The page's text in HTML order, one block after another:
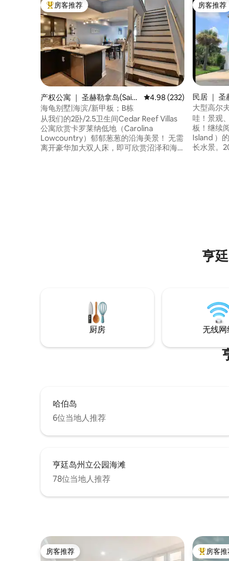
热门「房客推荐」
房客推荐
产权公寓 ｜ 圣赫勒拿岛(Saint
Helena Island)
平均评分 4.98 分（满分
4.98 (232)
海龟别墅|海滨/新甲板；B栋
从我们的2卧/2.5卫生间Cedar Reef Villas
公寓欣赏卡罗莱纳低地（Carolina
Lowcountry）郁郁葱葱的沿海美景！ 无需
离开豪华加大双人床，即可欣赏沼泽和海
房客推荐
房客推荐
民居 ｜ 圣
ena
大型高尔
障碍！
哇！景观
板！继续阅读。 这栋位于海
Island ）
长水景。
亨
厨房 无线网
哈伯岛
6位当地人推荐
亨廷岛州立公园海滩
78位当地人推荐
房客推荐
房客推荐 热门「房
房客